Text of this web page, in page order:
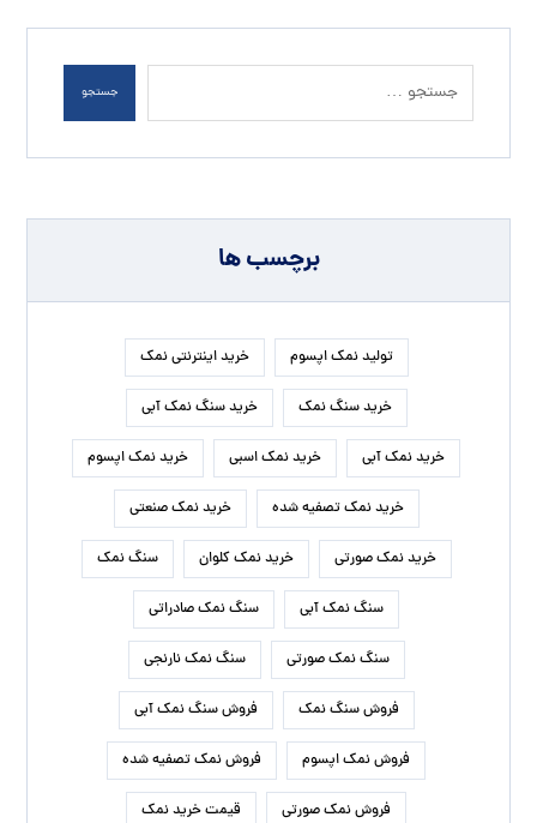
جستجو
برچسب ها
تولید نمک اپسوم خرید اینترنتی نمک
خرید سنگ نمک خرید سنگ نمک آبی
خرید نمک آبی خرید نمک اسبی خرید نمک اپسوم
خرید نمک تصفیه شده خرید نمک صنعتی
خرید نمک صورتی خرید نمک کلوان سنگ نمک
سنگ نمک آبی سنگ نمک صادراتی
سنگ نمک صورتی سنگ نمک نارنجی
فروش سنگ نمک فروش سنگ نمک آبی
فروش نمک اپسوم فروش نمک تصفیه شده
فروش نمک صورتی قیمت خرید نمک